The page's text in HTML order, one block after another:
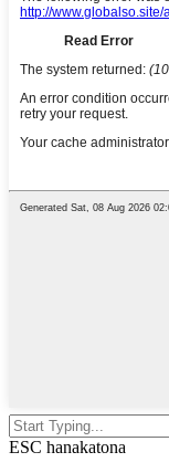
ESC hanakatona